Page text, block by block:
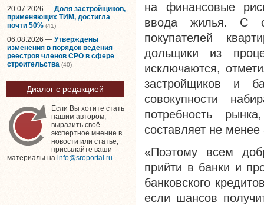
20.07.2026 — Доля застройщиков,
применяющих ТИМ, достигла
почти 50% (41)
06.08.2026 — Утверждены
изменения в порядок ведения
реестров членов СРО в сфере
строительства (40)
Диалог с редакцией
Если Вы хотите стать
нашим автором,
выразить своё
экспертное мнение в
новости или статье,
присылайте ваши
материалы на info@sroportal.ru
на финансовые
ввода жилья. С
покупателей
дольщики из
исключаются,
застройщиков и
совокупности
потребность
составляет не менее
«Поэтому всем
прийти в банки и
банковского
если шансов